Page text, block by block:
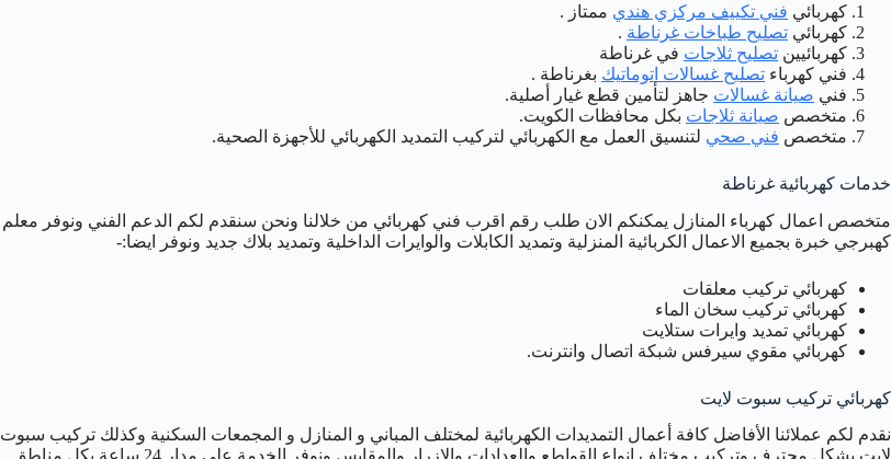
كهربائي فني تكييف مركزي هندي ممتاز .
كهربائي تصليح طباخات غرناطة .
كهربائيين تصليح ثلاجات في غرناطة
فني كهرباء تصليح غسالات اتوماتيك بغرناطة .
فني صيانة غسالات جاهز لتأمين قطع غيار أصلية.
متخصص صيانة ثلاجات بكل محافظات الكويت.
متخصص فني صحي لتنسيق العمل مع الكهربائي لتركيب التمديد الكهربائي للأجهزة الصحية.
خدمات كهربائية غرناطة
متخصص اعمال كهرباء المنازل يمكنكم الان طلب رقم اقرب فني كهربائي من خلالنا ونحن سنقدم لكم الدعم الفني ونوفر معلم
كهبرجي خبرة بجميع الاعمال الكربائية المنزلية وتمديد الكابلات والوايرات الداخلية وتمديد بلاك جديد ونوفر ايضا:-
كهربائي تركيب معلقات
كهربائي تركيب سخان الماء
كهربائي تمديد وايرات ستلايت
كهربائي مقوي سيرفس شبكة اتصال وانترنت.
كهربائي تركيب سبوت لايت
نقدم لكم عملائنا الأفاضل كافة أعمال التمديدات الكهربائية لمختلف المباني و المنازل و المجمعات السكنية وكذلك تركيب سبوت